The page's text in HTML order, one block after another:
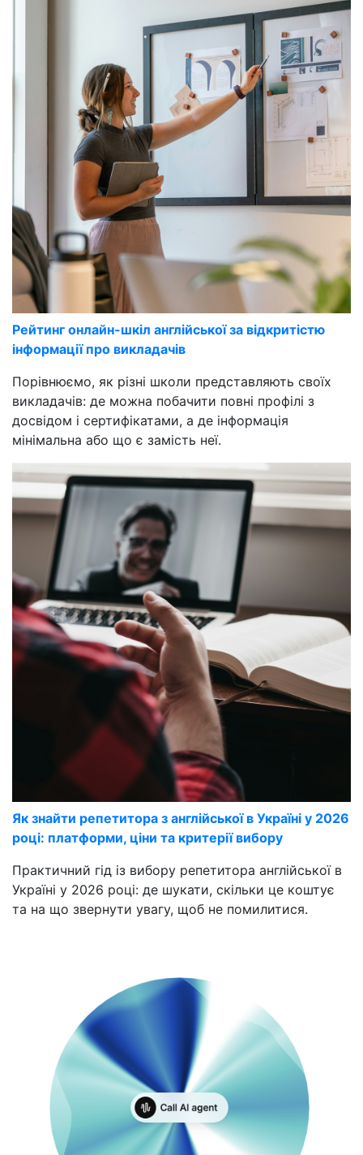
Рейтинг онлайн-шкіл англійської за відкритістю
інформації про викладачів
Порівнюємо, як різні школи представляють своїх
викладачів: де можна побачити повні профілі з
досвідом і сертифікатами, а де інформація
мінімальна або що є замість неї.
Як знайти репетитора з англійської в Україні у 2026
році: платформи, ціни та критерії вибору
Практичний гід із вибору репетитора англійської в
Україні у 2026 році: де шукати, скільки це коштує
та на що звернути увагу, щоб не помилитися.